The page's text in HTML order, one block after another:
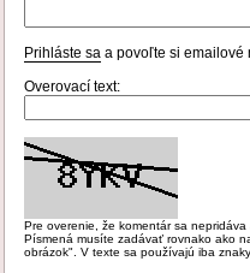
Prihláste sa a povoľte si emailové
Overovací text:
Pre overenie, že komentár sa
Písmená musíte zadávať rovnako ako
obrázok". V texte sa používajú iba